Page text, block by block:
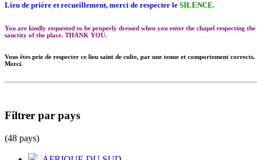
Lieu de prière et recueillement, merci de respecter le SILENCE.
You are kindly requested to be properly dressed when you enter the chapel respecting the
sanctity of the place. THANK YOU.
Vous êtes prie de respecter ce lieu saint de culte, par une tenue et comportement corrects.
Merci.
Filtrer par pays
(48 pays)